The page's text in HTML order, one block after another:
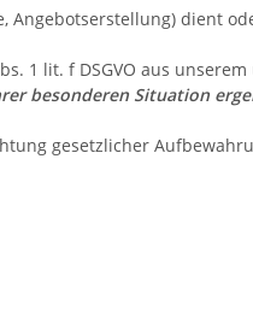
dient
1 lit. f DSGVO aus
besonderen Situation
gesetzlicher